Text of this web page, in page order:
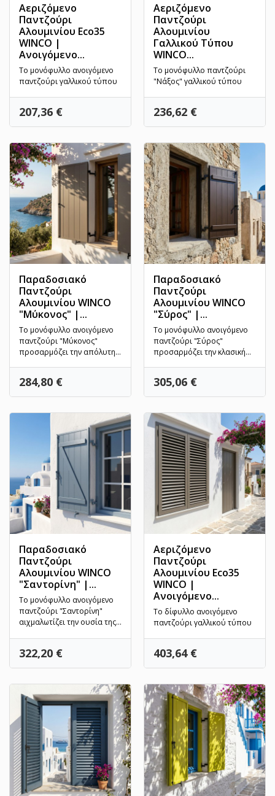
Αεριζόμενο
Παντζούρι
Αλουμινίου Eco35
WINCO |
Ανοιγόμενο...
Το μονόφυλλο ανοιγόμενο
παντζούρι γαλλικού τύπου
Τιμή
207,36 €
Αεριζόμενο
Παντζούρι
Αλουμινίου
Γαλλικού Τύπου
WINCO...
Το μονόφυλλο παντζούρι
"Νάξος" γαλλικού τύπου
αερισμού...
Τιμή
236,62 €
Παραδοσιακό
Παντζούρι
Αλουμινίου WINCO
"Μύκονος" |...
Το μονόφυλλο ανοιγόμενο
παντζούρι "Μύκονος"
προσαρμόζει την απόλυτη
Τιμή
284,80 €
Παραδοσιακό
Παντζούρι
Αλουμινίου WINCO
"Σύρος" |...
Το μονόφυλλο ανοιγόμενο
παντζούρι "Σύρος"
προσαρμόζει την κλασική
Τιμή
305,06 €
Παραδοσιακό
Παντζούρι
Αλουμινίου WINCO
"Σαντορίνη" |...
Το μονόφυλλο ανοιγόμενο
παντζούρι "Σαντορίνη"
αιχμαλωτίζει την ουσία της
Τιμή
322,20 €
Αεριζόμενο
Παντζούρι
Αλουμινίου Eco35
WINCO |
Ανοιγόμενο...
Το δίφυλλο ανοιγόμενο
παντζούρι γαλλικού τύπου
μεταξύ...
Τιμή
403,64 €